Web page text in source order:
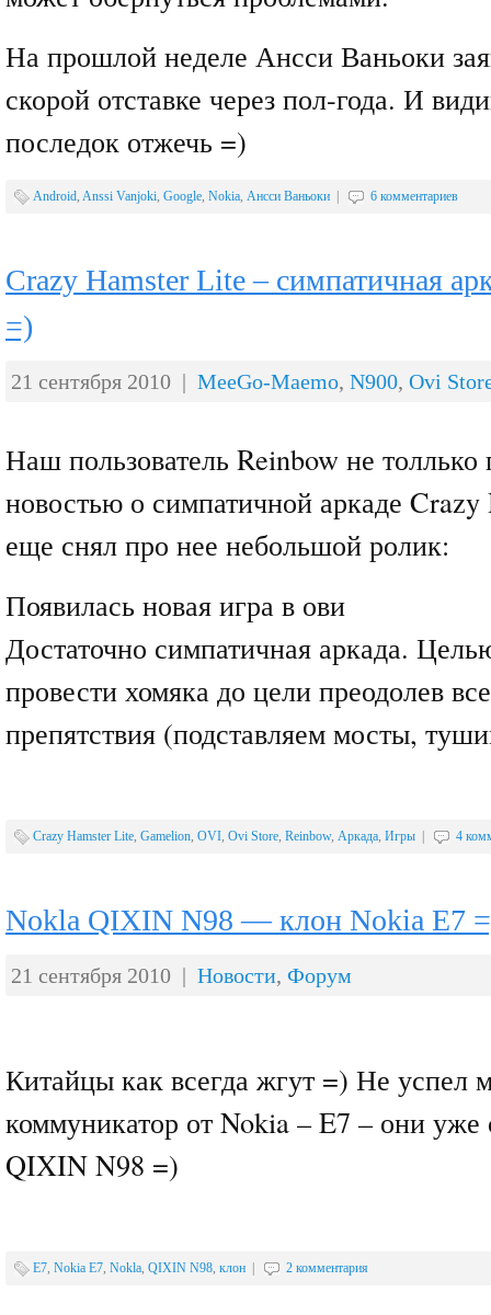
На прошлой неделе Ансси Ваньоки
скорой отставке через пол-года. И
последок отжечь =)
Android, Anssi Vanjoki, Google, Nokia, Ансси Ваньоки 6 комментариев
Crazy Hamster Lite – симпатичная
=)
21 сентября 2010 | MeeGo-Maemo, N900, Ovi
Наш пользователь Reinbow не
новостью о симпатичной аркаде
еще снял про нее небольшой ролик:
Появилась новая игра в ови
Достаточно симпатичная аркада.
провести хомяка до цели преодолев
препятствия (подставляем мосты,
Crazy Hamster Lite, Gamelion, OVI, Ovi Store, Reinbow, Аркада, Игры 4
Nokla QIXIN N98 — клон Nokia E7
21 сентября 2010 | Новости, Форум
Китайцы как всегда жгут =) Не успел
коммуникатор от Nokia – E7 – они
QIXIN N98 =)
E7, Nokia E7, Nokla, QIXIN N98, клон 2 комментария